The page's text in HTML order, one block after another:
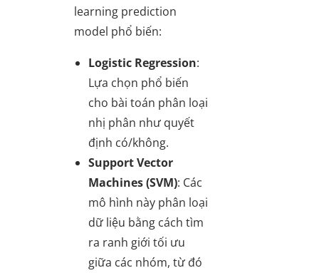
learning prediction
model phổ biến:
Logistic Regression:
Lựa chọn phổ biến
cho bài toán phân loại
nhị phân như quyết
định có/không.
Support Vector
Machines (SVM): Các
mô hình này phân loại
dữ liệu bằng cách tìm
ra ranh giới tối ưu
giữa các nhóm, từ đó